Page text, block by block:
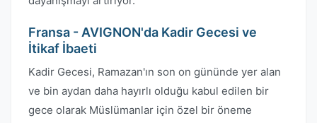
Fransa - AVIGNON'da Kadir Gecesi ve
İtikaf İbaeti
Kadir Gecesi, Ramazan'ın son on gününde yer alan
ve bin aydan daha hayırlı olduğu kabul edilen bir
gece olarak Müslümanlar için özel bir öneme